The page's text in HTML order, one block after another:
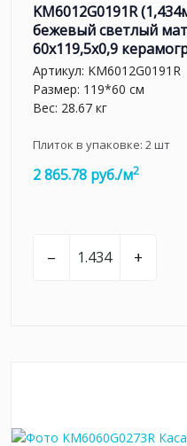
KM6012G0191R
бежевый светлый
60x119,5x0,9
Артикул: KM6012G0191R
Размер: 119*60 см
Вес: 28.67 кг
Плиток в упаковке: 2шт
2 865.78 руб./м2
– +